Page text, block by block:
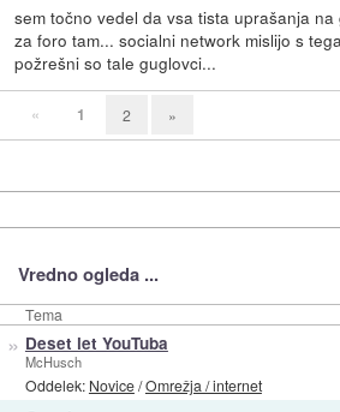
sem točno vedel da vsa tista uprašanja
za foro tam... socialni network mislijo s
požrešni so tale guglovci...
« 1 2 »
Vredno ogleda ...
Tema
» Deset let YouTuba
McHusch
Oddelek: Novice/Omrežja / internet